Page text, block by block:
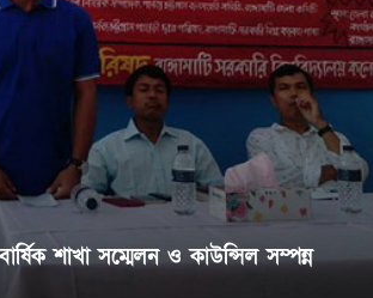
শাখা সম্মেলন ও কাউন্সিল সম্পন্ন